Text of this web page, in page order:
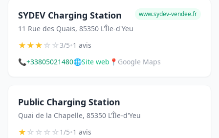
SYDEV Charging Station
11 Rue des Quais, 85350 L'Île-d'Yeu
www.sydev-vendee.fr
★★★☆☆3/5•1 avis
📞+33805021480🌐Site web 📍 Google Maps
Public Charging Station
Quai de la Chapelle, 85350 L'Île-d'Yeu
★☆☆☆☆1/5•1 avis